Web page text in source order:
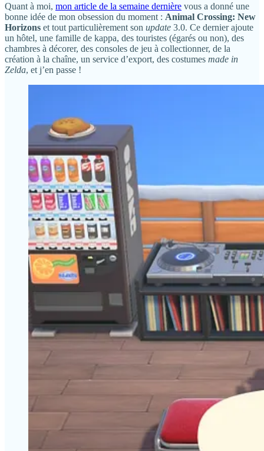
Quant à moi, mon article de la semaine dernière vous a donné une
bonne idée de mon obsession du moment : Animal Crossing: New
Horizons et tout particulièrement son update 3.0. Ce dernier ajoute
un hôtel, une famille de kappa, des touristes (égarés ou non), des
chambres à décorer, des consoles de jeu à collectionner, de la
création à la chaîne, un service d’export, des costumes made in
Zelda, et j’en passe !